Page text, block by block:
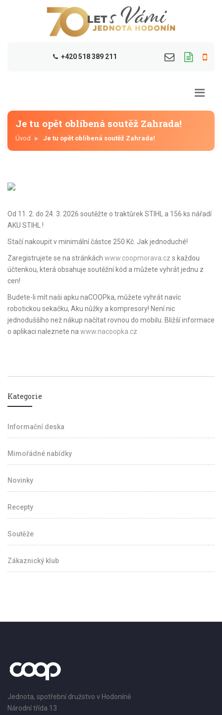
+420 518 389 211
Je tu opět oblíbená soutěž Zahrada!
Úvod Je tu opět oblíbená soutěž Zahrada!
Od 11. 2. do 24. 3. 2026 soutěžte o traktůrek STIHL a 156 ks nářadí
AKU STIHL !
Stačí nakoupit v minimální částce 250 Kč. Jak jednoduché!
Zaregistrujete se na stránkách www.coopmorava.cz s každou
účtenkou, která obsahuje soutěžní kód a můžete vyhrát jednu z
cen!
Budete-li mít naši apku naCOOPka, můžete vyhrát navíc
robotickou sekačku, Aku nůžky a kompresory! Není nic
jednoduššího než nákup načítat rovnou do mobilu. Bližší informace
o aplikaci naleznete na www.nacoopka.cz
Kategorie
Informační deska
Mimořádné nabídky
Novinky
Recepty
Soutěže
Zákaznický klub
Jednota, spotřební družstvo v Hodoníně
Národní třída 13